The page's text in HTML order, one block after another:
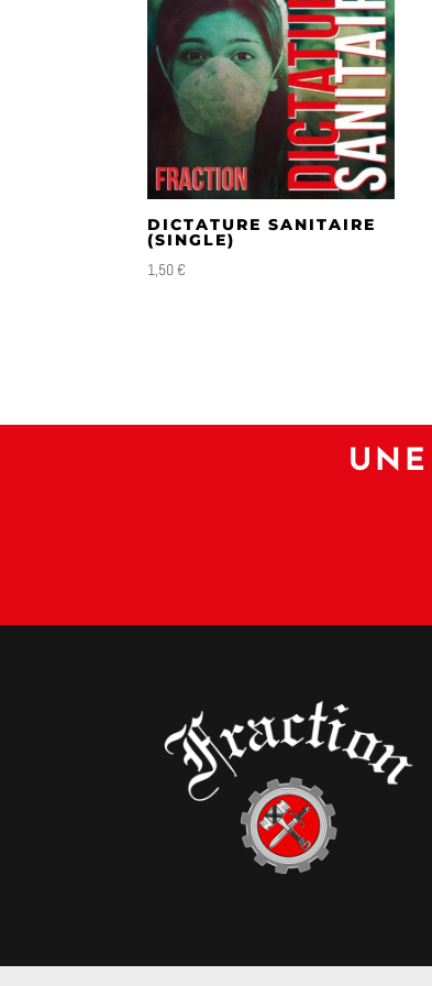
DICTATURE SANITAIRE
(SINGLE)
1,50€